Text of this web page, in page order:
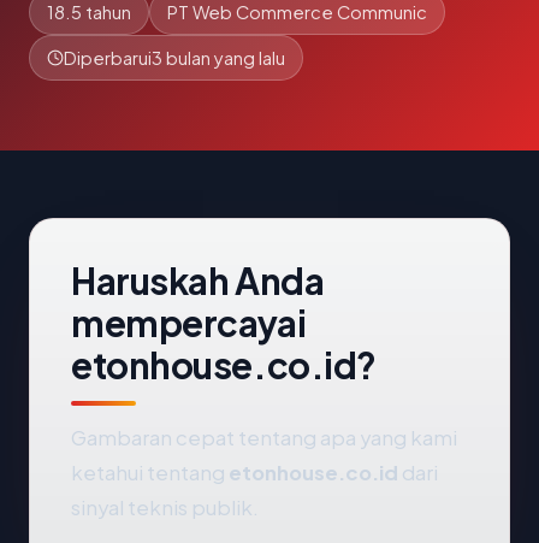
18.5 tahun PT Web Commerce Communic
Diperbarui3 bulan yang lalu
Haruskah Anda
mempercayai
etonhouse.co.id?
Gambaran cepat tentang apa yang kami
ketahui tentang etonhouse.co.id dari
sinyal teknis publik.